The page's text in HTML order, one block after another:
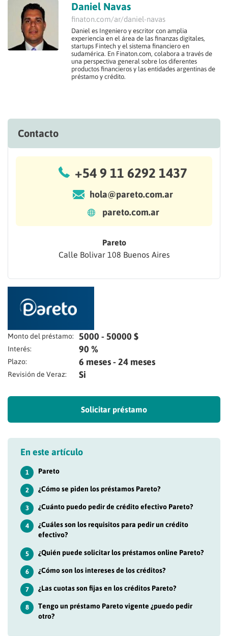
Daniel Navas
finaton.com/ar/daniel-navas
Daniel es Ingeniero y escritor con amplia
experiencia en el área de las finanzas digitales,
startups Fintech y el sistema financiero en
sudamérica. En Finaton.com, colabora a través de
una perspectiva general sobre los diferentes
productos financieros y las entidades argentinas de
préstamo y crédito.
Contacto
+54 9 11 6292 1437
hola@pareto.com.ar
pareto.com.ar
Pareto
Calle Bolivar 108 Buenos Aires
Monto del préstamo: 5000 - 50000 $
Interés: 90 %
Plazo: 6 meses - 24 meses
Revisión de Veraz: Si
Solicitar préstamo
En este artículo
1 Pareto
2 ¿Cómo se piden los préstamos Pareto?
3 ¿Cuánto puedo pedir de crédito efectivo Pareto?
4
¿Cuáles son los requisitos para pedir un crédito
efectivo?
5 ¿Quién puede solicitar los préstamos online Pareto?
6 ¿Cómo son los intereses de los créditos?
7 ¿Las cuotas son fijas en los créditos Pareto?
8
Tengo un préstamo Pareto vigente ¿puedo pedir
otro?